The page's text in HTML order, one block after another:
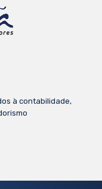
à contabilidade,